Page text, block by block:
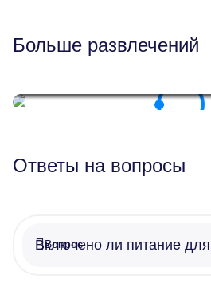
Больше развлечений
Ответы на вопросы
Вопрос
Включено ли питание